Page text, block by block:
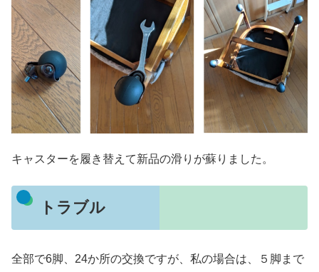
キャスターを履き替えて新品の滑りが蘇りました。
トラブル
全部で6脚、24か所の交換ですが、私の場合は、５脚まで